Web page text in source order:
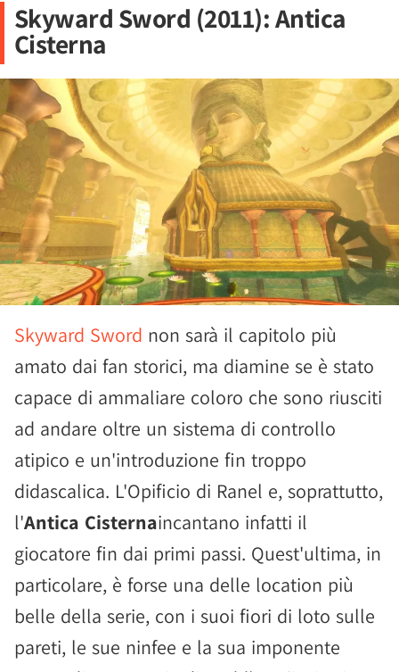
Skyward Sword (2011): Antica
Cisterna
Skyward Sword non sarà il capitolo più
amato dai fan storici, ma diamine se è stato
capace di ammaliare coloro che sono riusciti
ad andare oltre un sistema di controllo
atipico e un'introduzione fin troppo
didascalica. L'Opificio di Ranel e, soprattutto,
l'Antica Cisternaincantano infatti il
giocatore fin dai primi passi. Quest'ultima, in
particolare, è forse una delle location più
belle della serie, con i suoi fiori di loto sulle
pareti, le sue ninfee e la sua imponente